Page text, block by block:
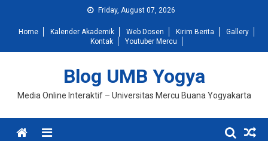
content
Friday, August 07, 2026
Home Kalender Akademik Web Dosen Kirim Berita
Gallery
Kontak
Youtuber Mercu
Blog UMB Yogya
Media Online Interaktif – Universitas Mercu Buana Yogyakarta
Menu